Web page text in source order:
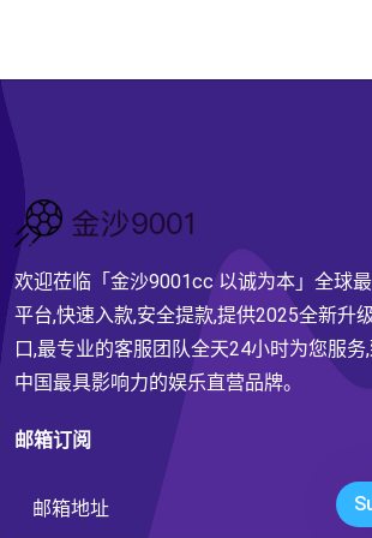
欢迎莅临「金沙9001cc 以诚为本」全球
平台,快速入款,安全提款,提供2025全新升
口,最专业的客服团队全天24小时为您服务
中国最具影响力的娱乐直营品牌。
邮箱订阅